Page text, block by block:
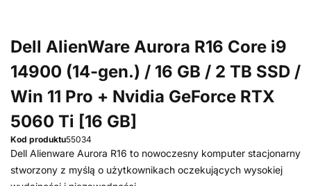
Dell AlienWare Aurora R16 Core i9
14900 (14-gen.) / 16 GB / 2 TB SSD /
Win 11 Pro + Nvidia GeForce RTX
5060 Ti [16 GB]
Kod produktu55034
Dell Alienware Aurora R16 to nowoczesny komputer stacjonarny
stworzony z myślą o użytkownikach oczekujących wysokiej